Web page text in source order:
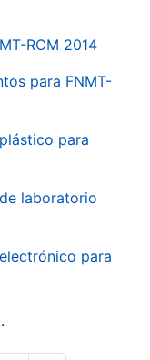
RCM 2014
para FNMT-
para
laboratorio
para